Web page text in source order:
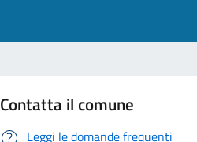
Contatta il comune
Leggi le domande frequenti